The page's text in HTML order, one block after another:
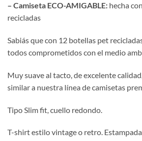
– Camiseta ECO-AMIGABLE: hecha
recicladas
Sabiás que con 12 botellas pet
todos comprometidos con el medio
Muy suave al tacto, de excelente
similar a nuestra línea de camisetas
Tipo Slim fit, cuello redondo.
T-shirt estilo vintage o retro.